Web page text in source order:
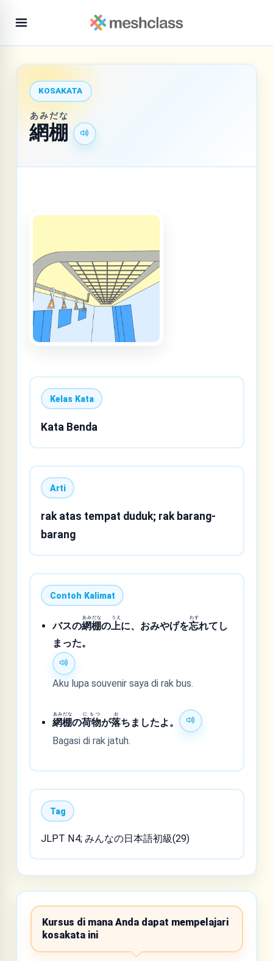
KOSAKATA
網棚
あみだな
Kelas Kata
Kata Benda
Arti
rak atas tempat duduk; rak barang-
barang
Contoh Kalimat
バスの網棚
あみだな
の上
うえ
に、おみやげを忘
わす
れてし
まった。
Aku lupa souvenir saya di rak bus.
網棚
あみだな
の荷物
にもつ
が落
お
ちましたよ。
Bagasi di rak jatuh.
Tag
JLPT N4; みんなの日本語初級(29)
Kursus di mana Anda dapat mempelajari
kosakata ini